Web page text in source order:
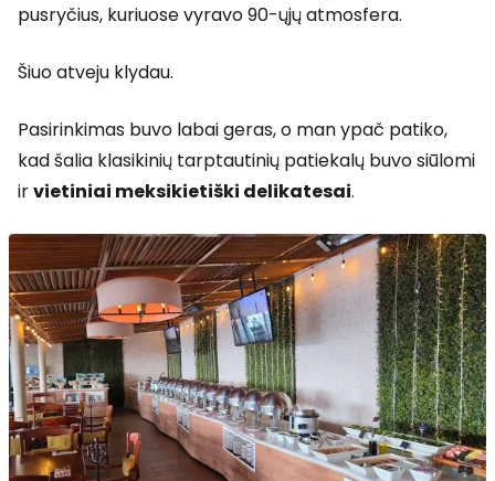
pusryčius, kuriuose vyravo 90-ųjų atmosfera.
Šiuo atveju klydau.
Pasirinkimas buvo labai geras, o man ypač patiko,
kad šalia klasikinių tarptautinių patiekalų buvo siūlomi
irvietiniai meksikietiški delikatesai.